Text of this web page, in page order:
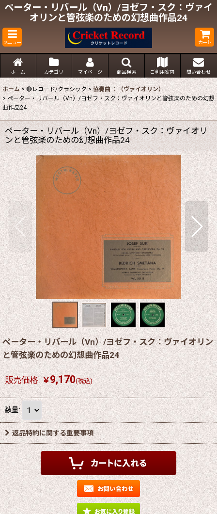
ペーター・リバール（Vn）/ヨゼフ・スク：ヴァイ
オリンと管弦楽のための幻想曲作品24
メニュー カート
ホーム カテゴリ マイページ 商品検索 ご利用案内 問い合わせ
ホーム > 🔴レコード/クラシック > 協奏曲 ：（ヴァイオリン）
> ペーター・リバール（Vn）/ヨゼフ・スク：ヴァイオリンと管弦楽のための幻想
曲作品24
ペーター・リバール（Vn）/ヨゼフ・スク：ヴァイオリ
ンと管弦楽のための幻想曲作品24
ペーター・リバール（Vn）/ヨゼフ・スク：ヴァイオリン
と管弦楽のための幻想曲作品24
販売価格: ￥9,170(税込)
数量:
返品特約に関する重要事項